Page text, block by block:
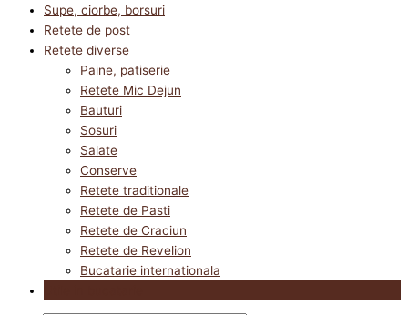
Supe, ciorbe, borsuri
Retete de post
Retete diverse
Paine, patiserie
Retete Mic Dejun
Bauturi
Sosuri
Salate
Conserve
Retete traditionale
Retete de Pasti
Retete de Craciun
Retete de Revelion
Bucatarie internationala